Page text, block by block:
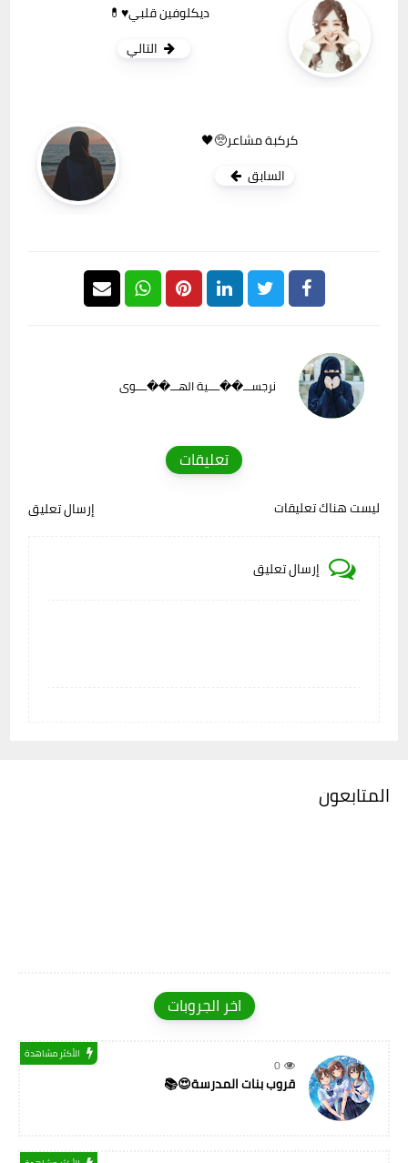
ديكلوفين قلبي♥️💊
التالي
كركبة مشاعر🥺🖤
السابق
نرجســـ��ــــية الهـــ��ــــوى
تعليقات
ليست هناك تعليقات إرسال تعليق
إرسال تعليق
المتابعون
اخر الجروبات
0
الأكثر مشاهدة
قروب بنات المدرسة😍📚